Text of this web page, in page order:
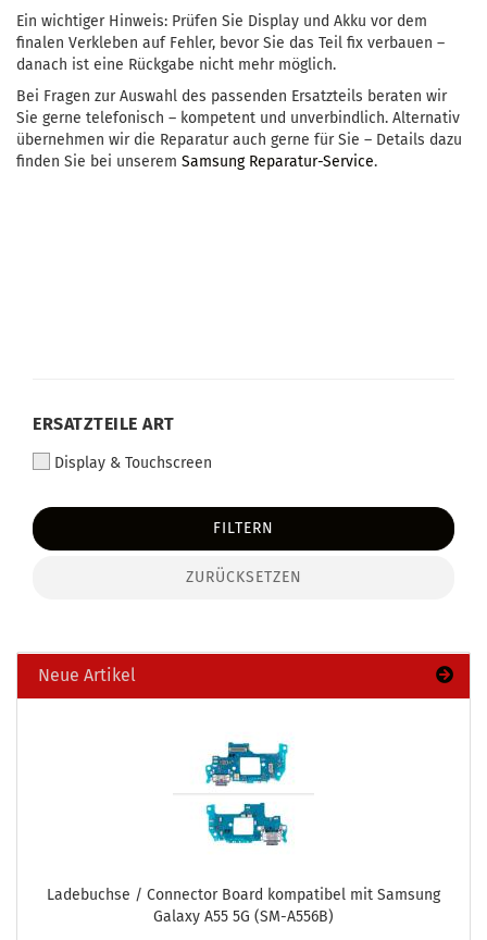
Ein wichtiger Hinweis: Prüfen Sie Display und Akku vor dem
finalen Verkleben auf Fehler, bevor Sie das Teil fix verbauen –
danach ist eine Rückgabe nicht mehr möglich.
Bei Fragen zur Auswahl des passenden Ersatzteils beraten wir
Sie gerne telefonisch – kompetent und unverbindlich. Alternativ
übernehmen wir die Reparatur auch gerne für Sie – Details dazu
finden Sie bei unserem Samsung Reparatur-Service.
ERSATZTEILE ART
Display & Touchscreen
FILTERN
ZURÜCKSETZEN
Neue Artikel
La­de­buch­se / Con­nec­tor Board kom­pa­ti­bel mit Sam­sung
Ga­la­xy A55 5G (SM-​A556B)